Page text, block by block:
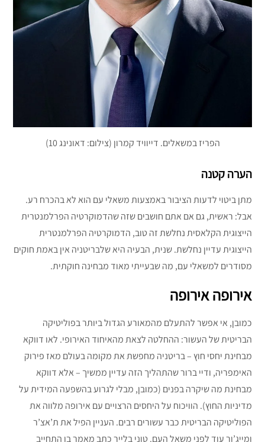
הפריז במשאלים. דייוויד קמרון (צילום: דאונינג 10)
הערה קטנה
מתן ביטוי לדעות הציבור באמצעות משאלי עם הוא לא בהכרח רע.
אבל: ראשית, גם אם אתם חושבים שזה שהדמוקרטיה הפרלמנטרית
הייצוגית הקלאסית נחלשת זה טוב, הדמוקרטיה הפרלמנטרית
הייצוגית עדיין נחלשת. שנית, הבעיה היא שלבריטניה אין באמת חוקים
מסודרים למשאלי עם, מה שבעייתי מאוד מבחינה חוקתית.
אירופה אירופה
כמובן, אי אפשר להתעלם מהמאורע הגדול ביותר בפוליטיקה
הבריטית של העשור: ההחלטה לצאת מהאיחוד האירופי. לאו דווקא
מבחינת יחסי חוץ – בריטניה מחפשת את מקומה בעולם מאז פירוק
האימפריה, ודיי ברור שהתהליך הזה עדיין ממשיך – אלא דווקא
מבחינת מה שיקרה בפנים (כמובן, מבלי לגרוע בהשפעה המידית על
מדיניות החוץ). הוויכוח על היחסים הרצויים עם אירופה מלווה את
הפוליטיקה הבריטית כבר עשורים רבים. העניין הפיל את ת’אצ’ר
ומייג’ור עוד לפני משאל העם. טוני בלייר כתב מאמר בו התחייב